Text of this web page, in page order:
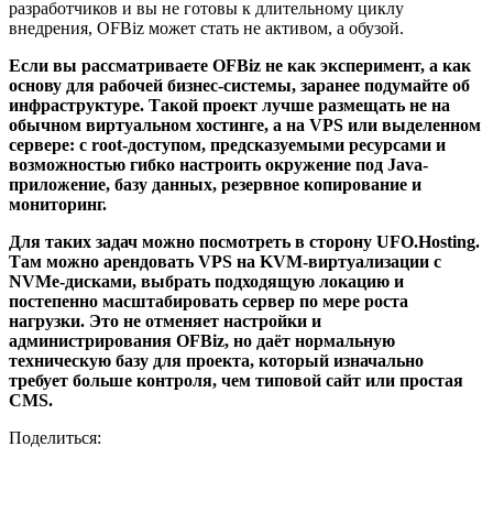
разработчиков и вы не готовы к длительному циклу
внедрения, OFBiz может стать не активом, а обузой.
Если вы рассматриваете OFBiz не как эксперимент, а как
основу для рабочей бизнес-системы, заранее подумайте об
инфраструктуре. Такой проект лучше размещать не на
обычном виртуальном хостинге, а на VPS или выделенном
сервере: с root-доступом, предсказуемыми ресурсами и
возможностью гибко настроить окружение под Java-
приложение, базу данных, резервное копирование и
мониторинг.
Для таких задач можно посмотреть в сторону UFO.Hosting.
Там можно арендовать VPS на KVM-виртуализации с
NVMe-дисками, выбрать подходящую локацию и
постепенно масштабировать сервер по мере роста
нагрузки. Это не отменяет настройки и
администрирования OFBiz, но даёт нормальную
техническую базу для проекта, который изначально
требует больше контроля, чем типовой сайт или простая
CMS.
Поделиться: